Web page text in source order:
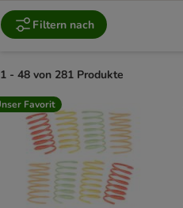
Filtern nach
1 - 48 von 281 Produkte
product items have been changed
Favorit